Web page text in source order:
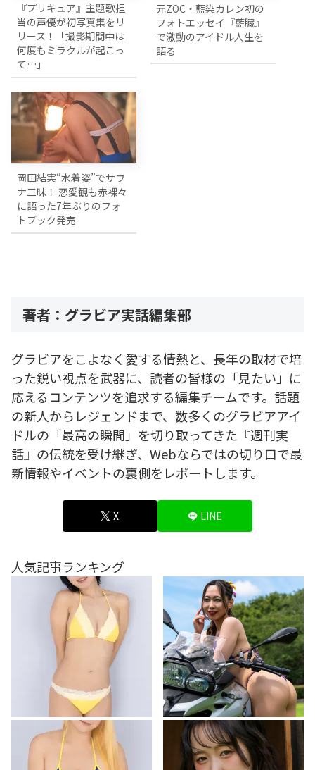
『プリキュア』主題歌担
当の声優が初写真集をリ
リース！「撮影期間中は
何度もミラクルが起こっ
て…」
元ZOC・藍染カレン初の
フォトエッセイ『藍臓』
で激動のアイドル人生を
語る
岡田結実“水着姿”でサウ
ナ三昧！ 恋愛観も赤裸々
に語った7年ぶりのフォ
トブック発売
著者：グラビア実話編集部
グラビアをこよなく愛する情熱と、長年の取材で培
った鋭い視点を武器に、読者の皆様の「見たい」に
応えるコンテンツを追求する編集チームです。話題
の新人からレジェンドまで、数多くのグラビアアイ
ドルの「最高の瞬間」を切り取ってきた『週刊実
話』の伝統を受け継ぎ、Webならではの切り口で最
新情報やイベントの裏側をレポートします。
X LINE
人気記事ランキング